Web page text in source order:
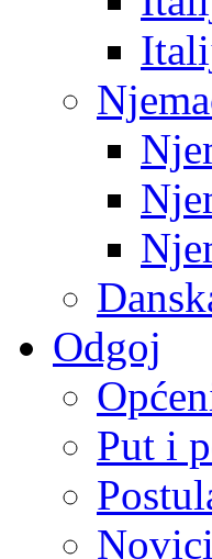
Odgoj
Put i